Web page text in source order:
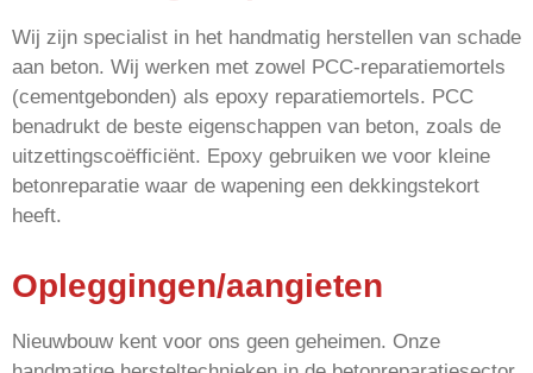
Wij zijn specialist in het handmatig herstellen van schade
aan beton. Wij werken met zowel PCC-reparatiemortels
(cementgebonden) als epoxy reparatiemortels. PCC
benadrukt de beste eigenschappen van beton, zoals de
uitzettingscoëfficiënt. Epoxy gebruiken we voor kleine
betonreparatie waar de wapening een dekkingstekort
heeft.
Opleggingen/aangieten
Nieuwbouw kent voor ons geen geheimen. Onze